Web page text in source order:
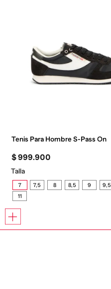
Tenis Para Hombre S-Pass On
$999.900
Talla
7 7,5 8 8,5 9 9,5
11